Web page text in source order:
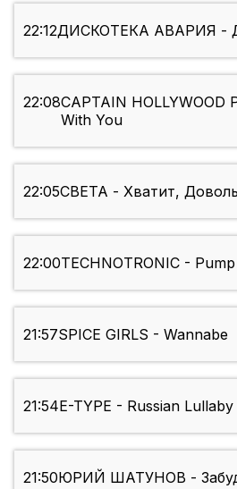
22:12ДИСКОТЕКА АВАРИЯ -
22:08CAPTAIN HOLLYWOOD
With You
22:05СВЕТА - Хватит,
22:00TECHNOTRONIC -
21:57SPICE GIRLS - Wannabe
21:54E-TYPE - Russian Lullaby
21:50ЮРИЙ ШАТУНОВ -